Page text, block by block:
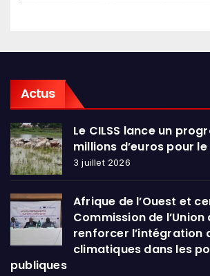
Actus
Le CILSS lance un
millions d’euros pour
3 juillet 2026
Afrique de l’Ouest et
Commission de
renforcer l’intégration
climatiques dans les
publiques